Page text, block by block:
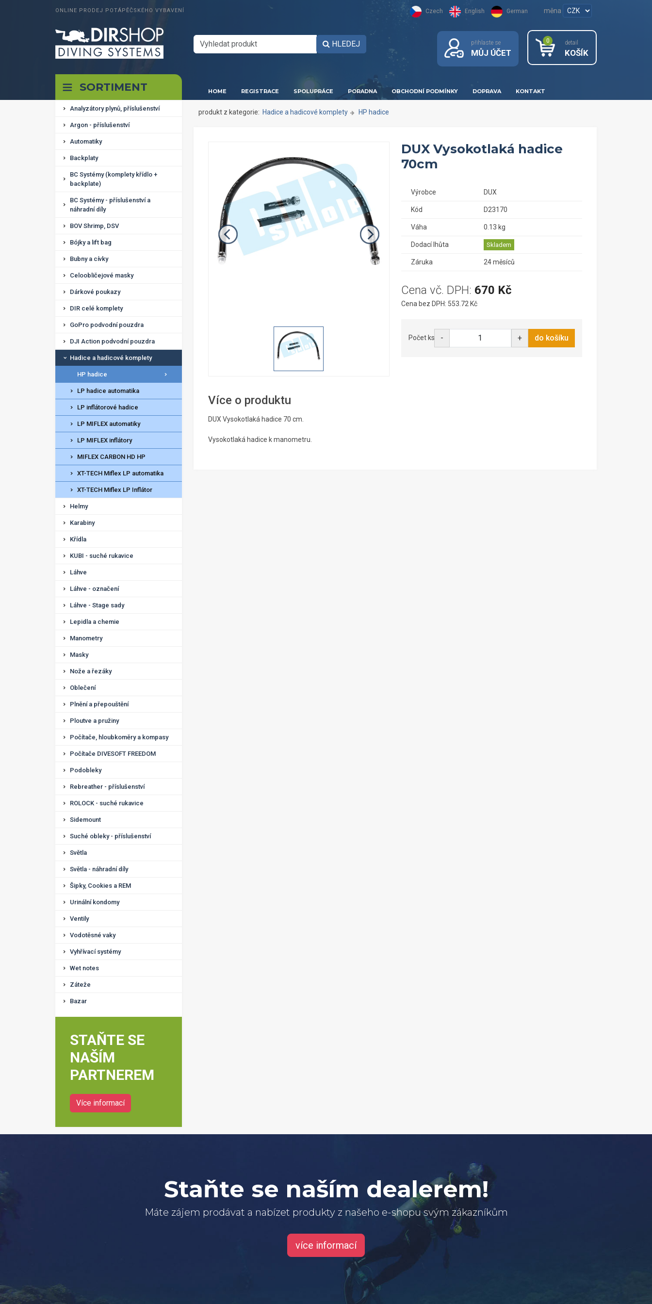
ONLINE PRODEJ POTÁPĚČSKÉHO VYBAVENÍ Czech English German měna
HLEDEJ přihlaste se
MŮJ ÚČET
0 detail
KOŠÍK
SORTIMENT HOME REGISTRACE SPOLUPRÁCE PORADNA OBCHODNÍ PODMÍNKY DOPRAVA KONTAKT
Analyzátory plynů, příslušenství
Argon - příslušenství
Automatiky
Backplaty
BC Systémy (komplety křídlo +
backplate)
BC Systémy - příslušenství a
náhradní díly
BOV Shrimp, DSV
Bójky a lift bag
Bubny a cívky
Celoobličejové masky
Dárkové poukazy
DIR celé komplety
GoPro podvodní pouzdra
DJI Action podvodní pouzdra
Hadice a hadicové komplety
HP hadice
LP hadice automatika
LP inflátorové hadice
LP MIFLEX automatiky
LP MIFLEX inflátory
MIFLEX CARBON HD HP
XT-TECH Miflex LP automatika
XT-TECH Miflex LP Inflátor
Helmy
Karabiny
Křídla
KUBI - suché rukavice
Láhve
Láhve - označení
Láhve - Stage sady
Lepidla a chemie
Manometry
Masky
Nože a řezáky
Oblečení
Plnění a přepouštění
Ploutve a pružiny
Počítače, hloubkoměry a kompasy
Počítače DIVESOFT FREEDOM
Podobleky
Rebreather - příslušenství
ROLOCK - suché rukavice
Sidemount
Suché obleky - příslušenství
Světla
Světla - náhradní díly
Šipky, Cookies a REM
Urinální kondomy
Ventily
Vodotěsné vaky
Vyhřívací systémy
Wet notes
Záteže
Bazar
STAŇTE SE
NAŠÍM
PARTNEREM
Více informací
produkt z kategorie: Hadice a hadicové komplety HP hadice
DUX Vysokotlaká hadice
70cm
Výrobce DUX
Kód D23170
Váha 0.13 kg
Dodací lhůta Skladem
Záruka 24 měsíců
Cena vč. DPH: 670 Kč
Cena bez DPH: 553.72 Kč
Počet ks - + do košíku
Více o produktu
DUX Vysokotlaká hadice 70 cm.
Vysokotlaká hadice k manometru.
Staňte se naším dealerem!
Máte zájem prodávat a nabízet produkty z našeho e-shopu svým zákazníkům
více informací